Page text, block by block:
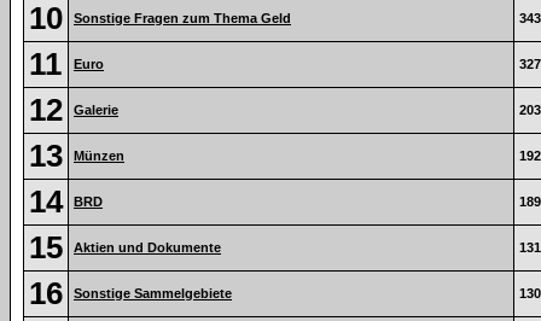
10 Sonstige Fragen zum Thema Geld 343
11 Euro 327
12 Galerie 203
13 Münzen 192
14 BRD 189
15 Aktien und Dokumente 131
16 Sonstige Sammelgebiete 130